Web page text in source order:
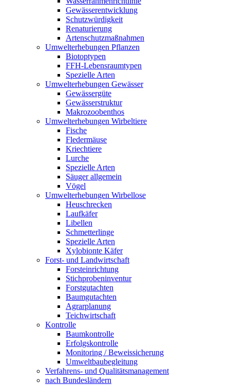
Gewässerentwicklung
Schutzwürdigkeit
Renaturierung
Artenschutzmaßnahmen
Umwelterhebungen Pflanzen
Biotoptypen
FFH-Lebensraumtypen
Spezielle Arten
Umwelterhebungen Gewässer
Gewässergüte
Gewässerstruktur
Makrozoobenthos
Umwelterhebungen Wirbeltiere
Fische
Fledermäuse
Kriechtiere
Lurche
Spezielle Arten
Säuger allgemein
Vögel
Umwelterhebungen Wirbellose
Heuschrecken
Laufkäfer
Libellen
Schmetterlinge
Spezielle Arten
Xylobionte Käfer
Forst- und Landwirtschaft
Forsteinrichtung
Stichprobeninventur
Forstgutachten
Baumgutachten
Agrarplanung
Teichwirtschaft
Kontrolle
Baumkontrolle
Erfolgskontrolle
Monitoring / Beweissicherung
Umweltbaubegleitung
Verfahrens- und Qualitätsmanagement
nach Bundesländern